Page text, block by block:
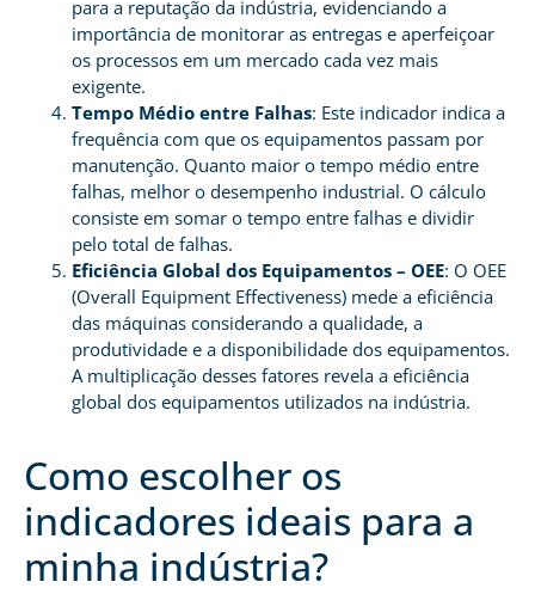
para a reputação da indústria, evidenciando a
importância de monitorar as entregas e aperfeiçoar
os processos em um mercado cada vez mais
exigente.
Tempo Médio entre Falhas: Este indicador indica a
frequência com que os equipamentos passam por
manutenção. Quanto maior o tempo médio entre
falhas, melhor o desempenho industrial. O cálculo
consiste em somar o tempo entre falhas e dividir
pelo total de falhas.
Eficiência Global dos Equipamentos – OEE: O OEE
(Overall Equipment Effectiveness) mede a eficiência
das máquinas considerando a qualidade, a
produtividade e a disponibilidade dos equipamentos.
A multiplicação desses fatores revela a eficiência
global dos equipamentos utilizados na indústria.
Como escolher os
indicadores ideais para a
minha indústria?